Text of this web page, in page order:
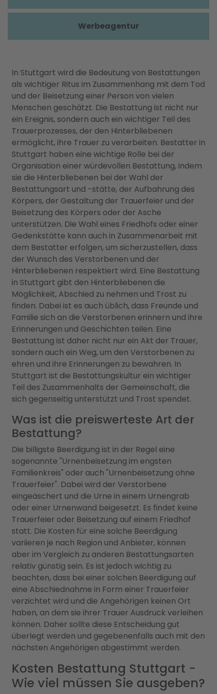
In Stuttgart wird die Bedeutung von Bestattungen
als wichtiger Ritus im Zusammenhang mit dem Tod
und der Beisetzung einer Person von vielen
Menschen geschätzt. Die Bestattung ist nicht nur
ein Ereignis, sondern auch ein wichtiger Teil des
Trauerprozesses, der den Hinterbliebenen
ermöglicht, ihre Trauer zu verarbeiten. Bestatter in
Stuttgart haben eine wichtige Rolle bei der
Organisation einer würdevollen Bestattung, indem
sie die Hinterbliebenen bei der Wahl der
Bestattungsart und -stätte, der Aufbahrung des
Körpers, der Gestaltung der Trauerfeier und der
Beisetzung des Körpers oder der Asche
unterstützen. Die Wahl eines Friedhofs oder einer
Gedenkstätte kann auch in Zusammenarbeit mit
dem Bestatter erfolgen, um sicherzustellen, dass
der Wunsch des Verstorbenen und der
Hinterbliebenen respektiert wird. Eine Bestattung
in Stuttgart gibt den Hinterbliebenen die
Möglichkeit, Abschied zu nehmen und Trost zu
finden. Dabei ist es auch üblich, dass Freunde und
Familie sich an die Verstorbenen erinnern und ihre
Erinnerungen und Geschichten teilen. Eine
Bestattung ist daher nicht nur ein Akt der Trauer,
sondern auch ein Weg, um den Verstorbenen zu
ehren und ihre Erinnerungen zu bewahren. In
Stuttgart ist die Bestattungskultur ein wichtiger
Teil des Zusammenhalts der Gemeinschaft, die
sich gegenseitig unterstützt und Trost spendet.
Was ist die preiswerteste Art der
Bestattung?
Die billigste Beerdigung ist in der Regel eine
sogenannte "Urnenbeisetzung im engsten
Familienkreis" oder auch "Urnenbeisetzung ohne
Trauerfeier". Dabei wird der Verstorbene
eingeäschert und die Urne in einem Urnengrab
oder einer Urnenwand beigesetzt. Es findet keine
Trauerfeier oder Beisetzung auf einem Friedhof
statt. Die Kosten für eine solche Beerdigung
variieren je nach Region und Anbieter, können
aber im Vergleich zu anderen Bestattungsarten
relativ günstig sein. Es ist jedoch wichtig zu
beachten, dass bei einer solchen Beerdigung auf
eine Abschiednahme in Form einer Trauerfeier
verzichtet wird und die Angehörigen keinen Ort
haben, an dem sie ihrer Trauer Ausdruck verleihen
können. Daher sollte diese Entscheidung gut
überlegt werden und gegebenenfalls auch mit den
nächsten Angehörigen abgestimmt werden.
Kosten Bestattung Stuttgart -
Wie viel müssen Sie ausgeben?
Werbeagentur